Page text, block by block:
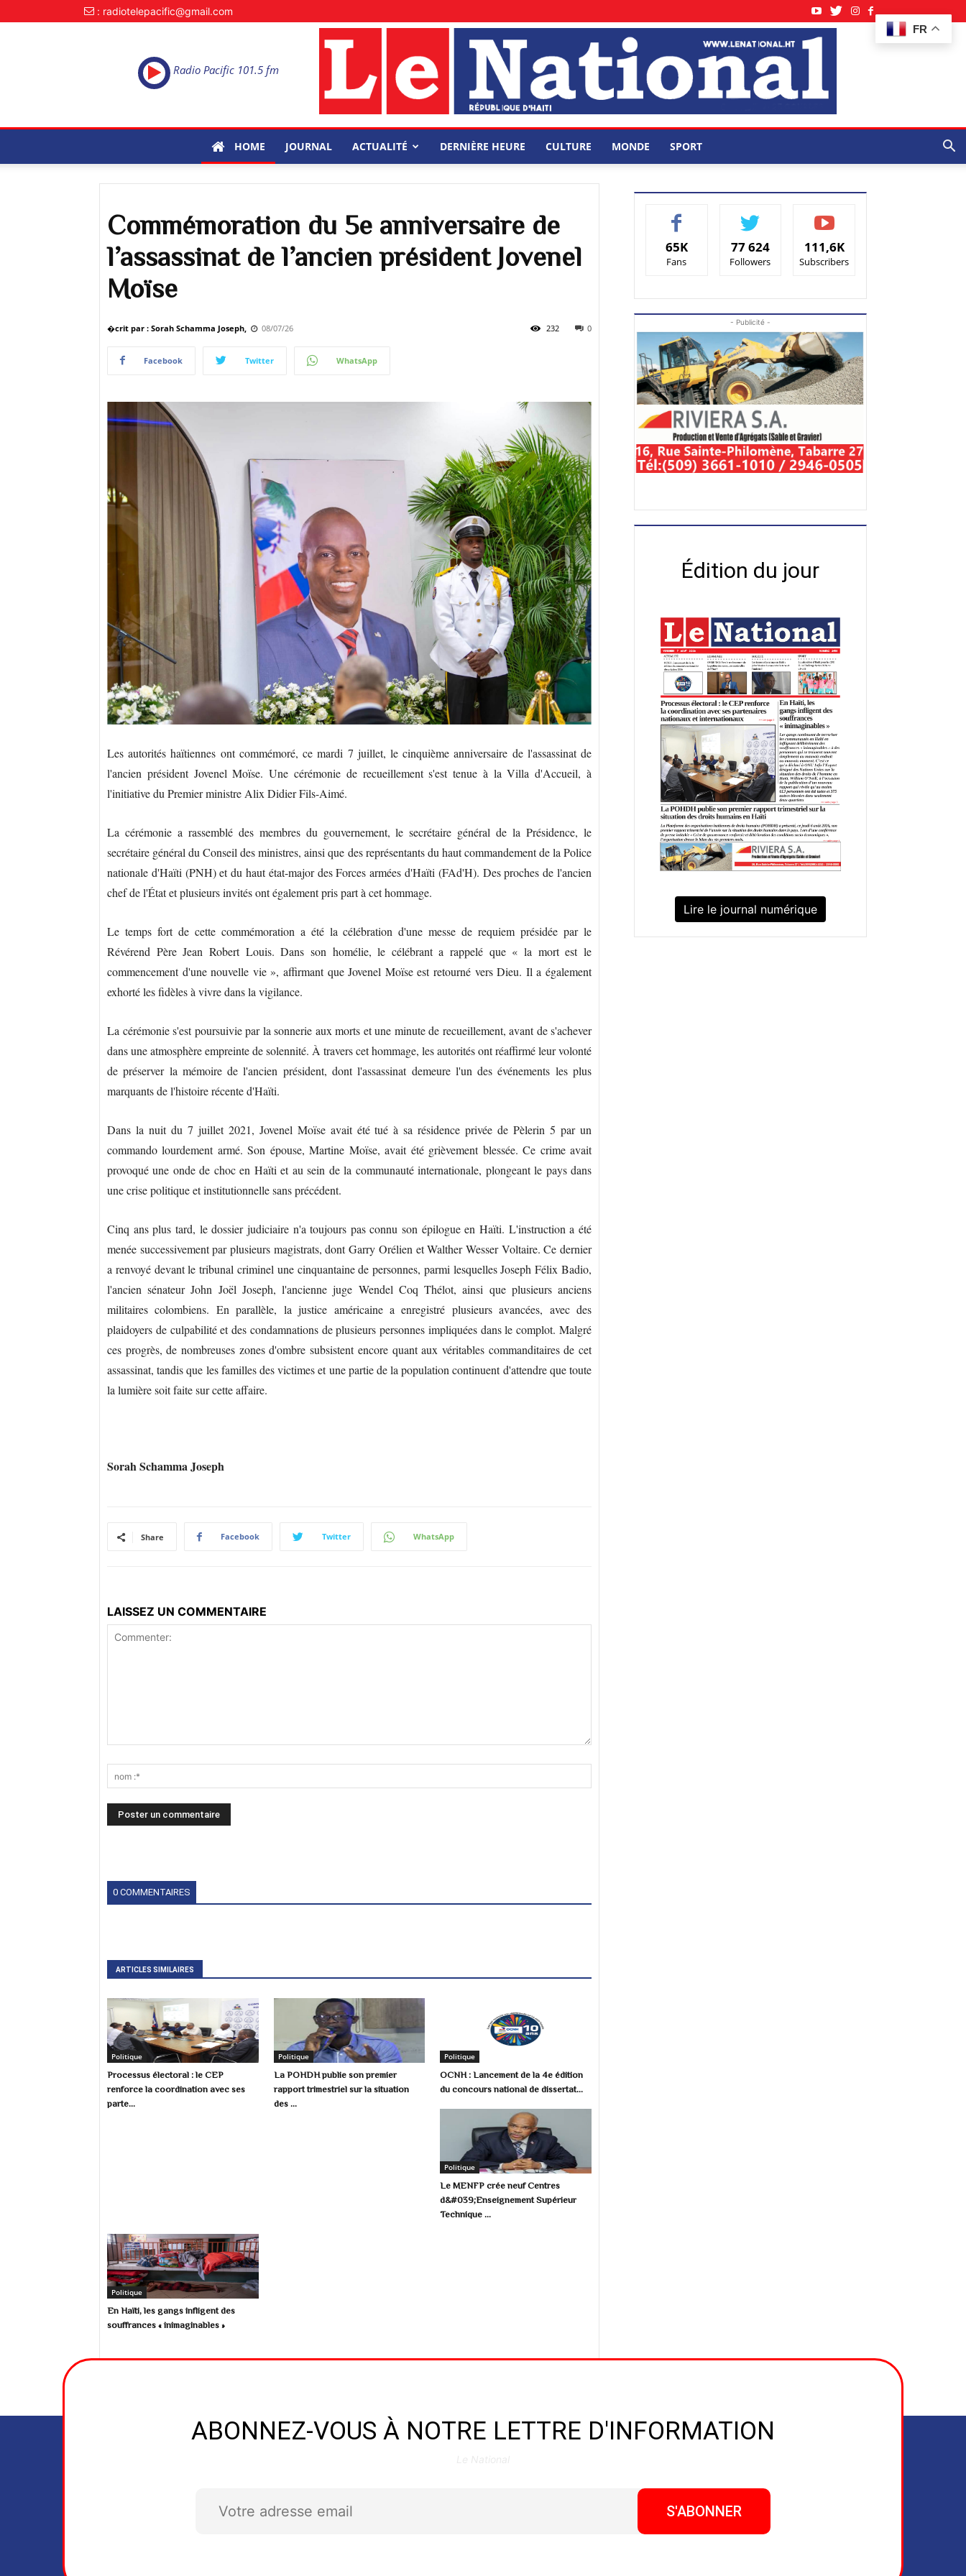
FR
: radiotelepacific@gmail.com
Radio Pacific 101.5 fm
HOME JOURNAL ACTUALITÉ DERNIÈRE HEURE CULTURE MONDE SPORT
Commémoration du 5e anniversaire de
l’assassinat de l’ancien président Jovenel
Moïse
�crit par : Sorah Schamma Joseph, 08/07/26 0
232
Facebook Twitter WhatsApp
Les autorités haïtiennes ont commémoré, ce mardi 7 juillet, le cinquième anniversaire de l'assassinat de
l'ancien président Jovenel Moïse. Une cérémonie de recueillement s'est tenue à la Villa d'Accueil, à
l'initiative du Premier ministre Alix Didier Fils-Aimé.
La cérémonie a rassemblé des membres du gouvernement, le secrétaire général de la Présidence, le
secrétaire général du Conseil des ministres, ainsi que des représentants du haut commandement de la Police
nationale d'Haïti (PNH) et du haut état-major des Forces armées d'Haïti (FAd'H). Des proches de l'ancien
chef de l'État et plusieurs invités ont également pris part à cet hommage.
Le temps fort de cette commémoration a été la célébration d'une messe de requiem présidée par le
Révérend Père Jean Robert Louis. Dans son homélie, le célébrant a rappelé que « la mort est le
commencement d'une nouvelle vie », affirmant que Jovenel Moïse est retourné vers Dieu. Il a également
exhorté les fidèles à vivre dans la vigilance.
La cérémonie s'est poursuivie par la sonnerie aux morts et une minute de recueillement, avant de s'achever
dans une atmosphère empreinte de solennité. À travers cet hommage, les autorités ont réaffirmé leur volonté
de préserver la mémoire de l'ancien président, dont l'assassinat demeure l'un des événements les plus
marquants de l'histoire récente d'Haïti.
Dans la nuit du 7 juillet 2021, Jovenel Moïse avait été tué à sa résidence privée de Pèlerin 5 par un
commando lourdement armé. Son épouse, Martine Moïse, avait été grièvement blessée. Ce crime avait
provoqué une onde de choc en Haïti et au sein de la communauté internationale, plongeant le pays dans
une crise politique et institutionnelle sans précédent.
Cinq ans plus tard, le dossier judiciaire n'a toujours pas connu son épilogue en Haïti. L'instruction a été
menée successivement par plusieurs magistrats, dont Garry Orélien et Walther Wesser Voltaire. Ce dernier
a renvoyé devant le tribunal criminel une cinquantaine de personnes, parmi lesquelles Joseph Félix Badio,
l'ancien sénateur John Joël Joseph, l'ancienne juge Wendel Coq Thélot, ainsi que plusieurs anciens
militaires colombiens. En parallèle, la justice américaine a enregistré plusieurs avancées, avec des
plaidoyers de culpabilité et des condamnations de plusieurs personnes impliquées dans le complot. Malgré
ces progrès, de nombreuses zones d'ombre subsistent encore quant aux véritables commanditaires de cet
assassinat, tandis que les familles des victimes et une partie de la population continuent d'attendre que toute
la lumière soit faite sur cette affaire.
Sorah Schamma Joseph
Share Facebook Twitter WhatsApp
LAISSEZ UN COMMENTAIRE
0 COMMENTAIRES
ARTICLES SIMILAIRES
Politique
Processus électoral : le CEP
renforce la coordination avec ses
parte...
Politique
La POHDH publie son premier
rapport trimestriel sur la situation
des ...
Politique
OCNH : Lancement de la 4e édition
du concours national de dissertat...
Politique
Le MENFP crée neuf Centres
d&#039;Enseignement Supérieur
Technique ...
Politique
En Haïti, les gangs infligent des
souffrances « inimaginables »
65K
Fans
77 624
Followers
111,6K
Subscribers
- Publicité -
Édition du jour
Lire le journal numérique
ABONNEZ-VOUS À NOTRE LETTRE D'INFORMATION